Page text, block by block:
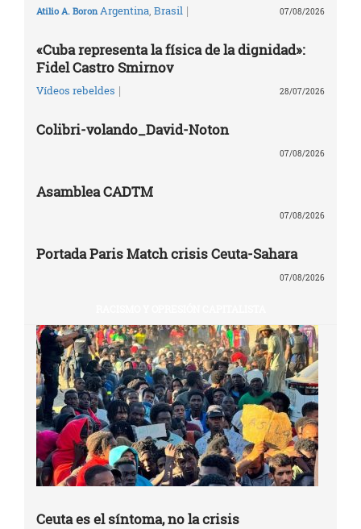
Atilio A. Boron Argentina, Brasil | 07/08/2026
«Cuba representa la física de la dignidad»:
Fidel Castro Smirnov
Vídeos rebeldes | 28/07/2026
Colibri-volando_David-Noton
07/08/2026
Asamblea CADTM
07/08/2026
Portada Paris Match crisis Ceuta-Sahara
07/08/2026
Ceuta es el síntoma, no la crisis